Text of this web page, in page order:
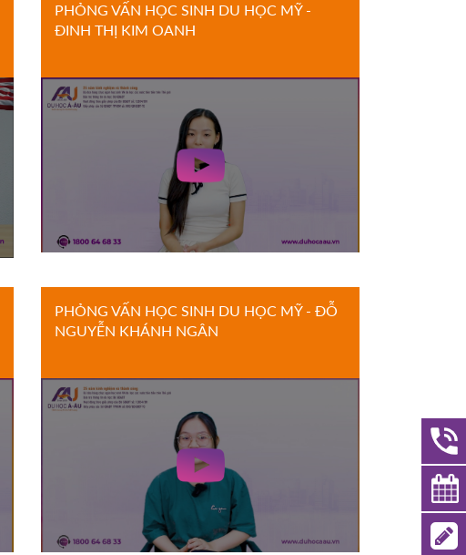
PHỎNG VẤN HỌC SINH DU HỌC MỸ -
ĐINH THỊ KIM OANH
PHỎNG VẤN HỌC SINH DU HỌC MỸ - ĐỖ
NGUYỄN KHÁNH NGÂN